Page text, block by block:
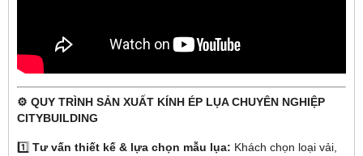
⚙️ QUY TRÌNH SẢN XUẤT KÍNH ÉP LỤA CHUYÊN NGHIỆP
CITYBUILDING
1️⃣ Tư vấn thiết kế & lựa chọn mẫu lụa: Khách chọn loại vải,